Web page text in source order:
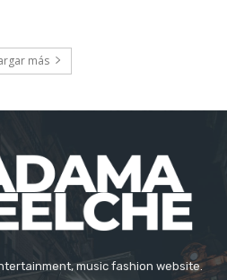
más
music fashion website.